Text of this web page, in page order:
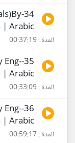
| Arabic
المدة : 00:37:19
Eng-
| Arabic
المدة : 00:33:09
Eng-
| Arabic
المدة : 00:59:17